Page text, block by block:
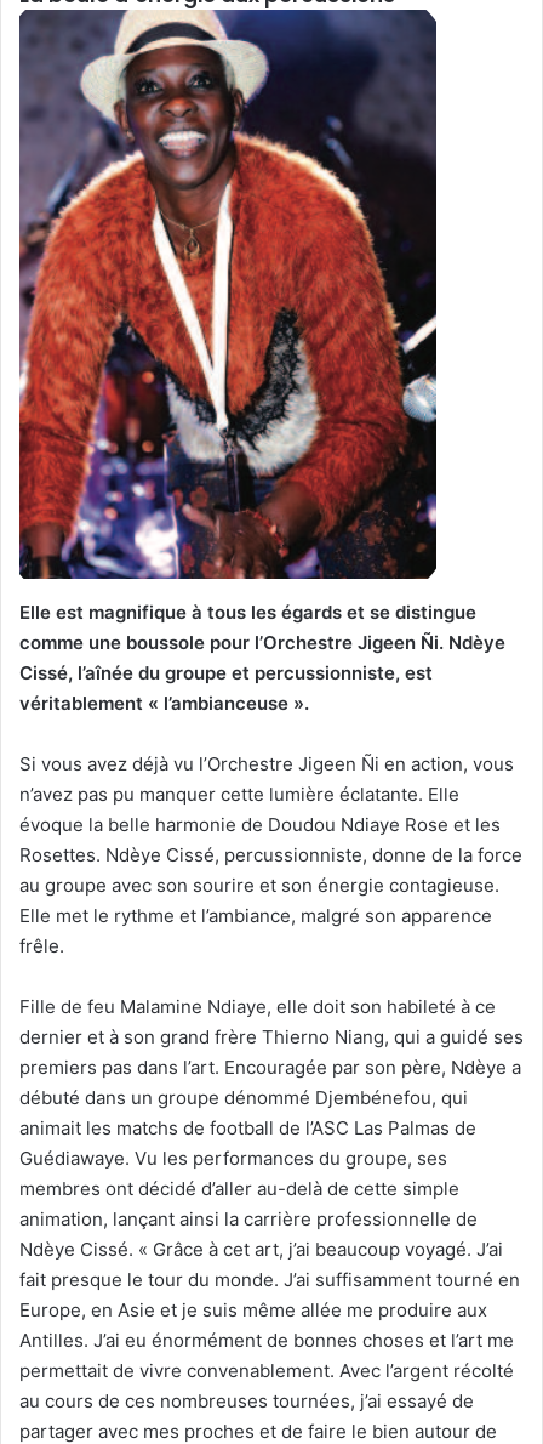
Elle est magnifique à tous les égards et se distingue
comme une boussole pour l’Orchestre Jigeen Ñi. Ndèye
Cissé, l’aînée du groupe et percussionniste, est
véritablement « l’ambianceuse ».
Si vous avez déjà vu l’Orchestre Jigeen Ñi en action, vous
n’avez pas pu manquer cette lumière éclatante. Elle
évoque la belle harmonie de Doudou Ndiaye Rose et les
Rosettes. Ndèye Cissé, percussionniste, donne de la force
au groupe avec son sourire et son énergie contagieuse.
Elle met le rythme et l’ambiance, malgré son apparence
frêle.
Fille de feu Malamine Ndiaye, elle doit son habileté à ce
dernier et à son grand frère Thierno Niang, qui a guidé ses
premiers pas dans l’art. Encouragée par son père, Ndèye a
débuté dans un groupe dénommé Djembénefou, qui
animait les matchs de football de l’ASC Las Palmas de
Guédiawaye. Vu les performances du groupe, ses
membres ont décidé d’aller au-delà de cette simple
animation, lançant ainsi la carrière professionnelle de
Ndèye Cissé. « Grâce à cet art, j’ai beaucoup voyagé. J’ai
fait presque le tour du monde. J’ai suffisamment tourné en
Europe, en Asie et je suis même allée me produire aux
Antilles. J’ai eu énormément de bonnes choses et l’art me
permettait de vivre convenablement. Avec l’argent récolté
au cours de ces nombreuses tournées, j’ai essayé de
partager avec mes proches et de faire le bien autour de